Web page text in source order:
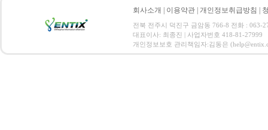
회사소개 이용약관 개인정보취급방침
전북 전주시 덕진구 금암동 766-8 전화 : 063-
대표이사: 최종진 | 사업자번호 418-81-27999
개인정보보호 관리책임자:김동은